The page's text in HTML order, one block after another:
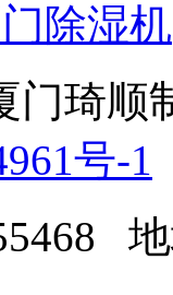
除湿机
门琦
号-1